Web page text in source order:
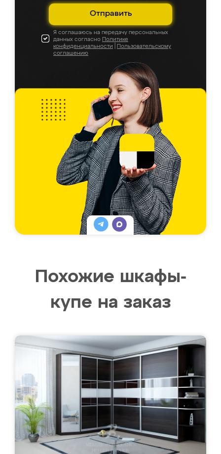
Отправить
Я соглашаюсь на передачу персональных
данных согласно Политике
конфиденциальности
Пользовательскому
соглашению
Похожие шкафы-
купе на заказ